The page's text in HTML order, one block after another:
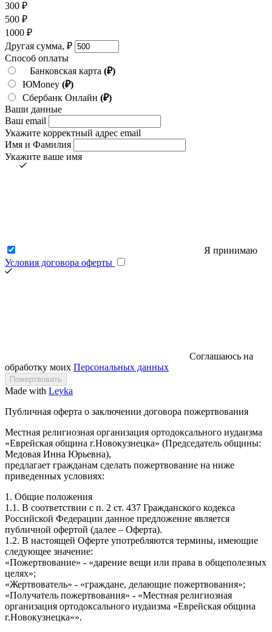
300 ₽
500 ₽
1000 ₽
Другая сумма, ₽
Способ оплаты
Банковская карта (₽)
ЮMoney (₽)
Сбербанк Онлайн (₽)
Ваши данные
Ваш email
Укажите корректный адрес email
Имя и Фамилия
Укажите ваше имя
Я принимаю
Условия договора оферты
Соглашаюсь на
обработку моих Персональных данных
Made with Leyka
Публичная оферта о заключении договора пожертвования
Местная религиозная организация ортодоксального иудаизма
«Еврейская община г.Новокузнецка» (Председатель общины:
Медовая Инна Юрьевна),
предлагает гражданам сделать пожертвование на ниже
приведенных условиях:
1. Общие положения
1.1. В соответствии с п. 2 ст. 437 Гражданского кодекса
Российской Федерации данное предложение является
публичной офертой (далее – Оферта).
1.2. В настоящей Оферте употребляются термины, имеющие
следующее значение:
«Пожертвование» - «дарение вещи или права в общеполезных
целях»;
«Жертвователь» - «граждане, делающие пожертвования»;
«Получатель пожертвования» - «Местная религиозная
организация ортодоксального иудаизма «Еврейская община
г.Новокузнецка»».